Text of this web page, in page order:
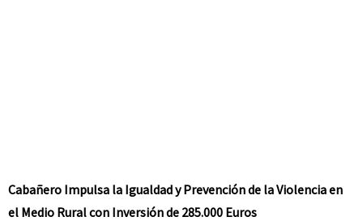
Cabañero Impulsa la Igualdad y Prevención de la Violencia en
el Medio Rural con Inversión de 285.000 Euros